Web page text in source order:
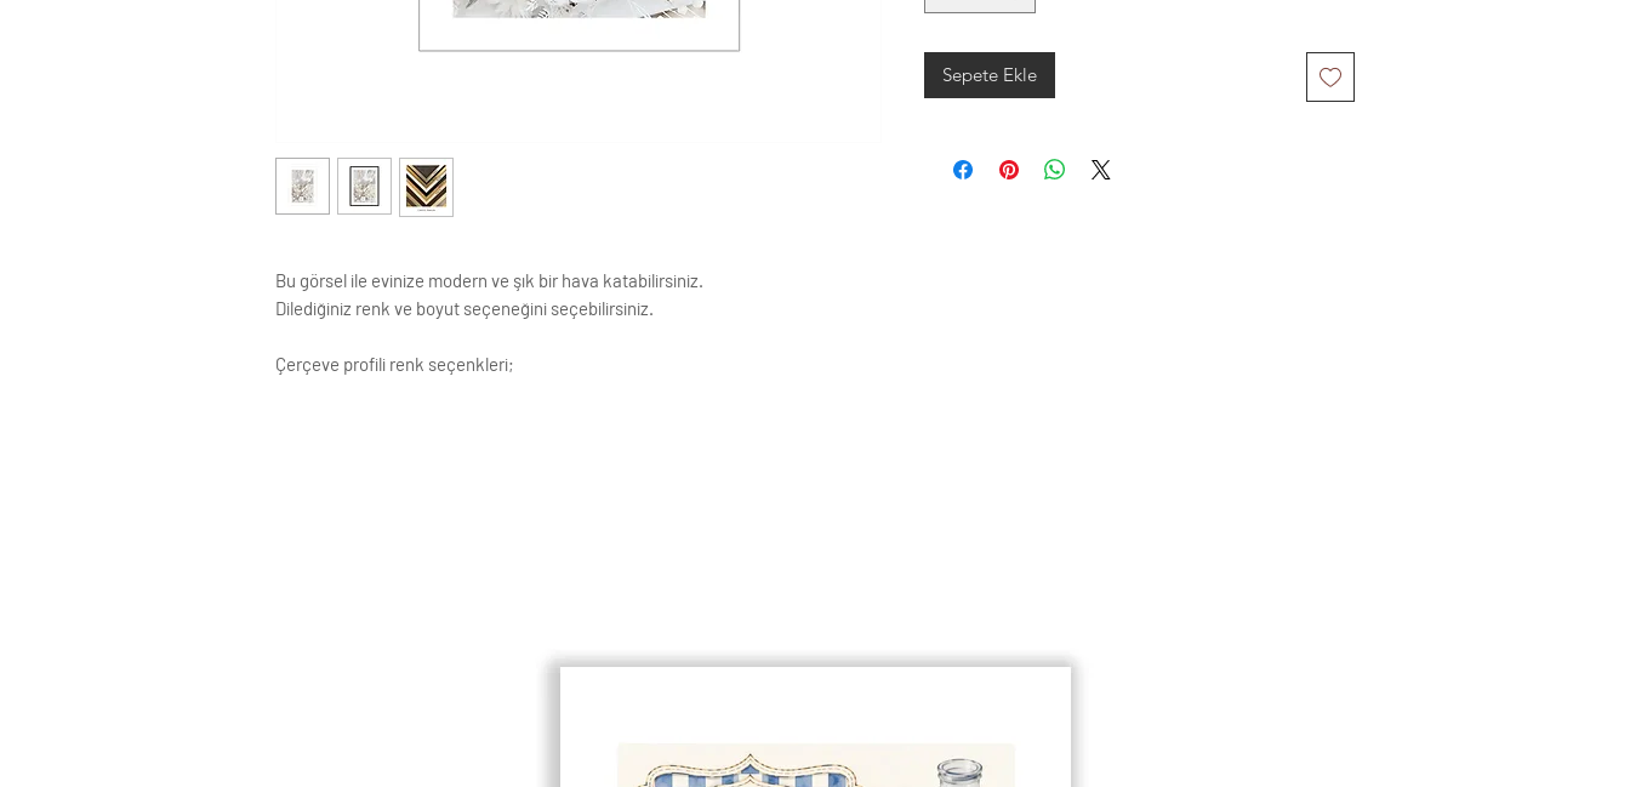
Bu görsel ile evinize modern ve şık bir hava katabilirsiniz.
Dilediğiniz renk ve boyut seçeneğini seçebilirsiniz.
Çerçeve profili renk seçenkleri;
testinden geçirilmiştir ve Yüksek Çözünürlüğe sahiptir.
Sepete Ekle